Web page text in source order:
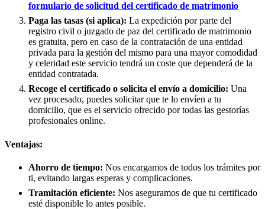
formulario de solicitud del certificado de matrimonio
Paga las tasas (si aplica): La expedición por parte del
registro civil o juzgado de paz del certificado de matrimonio
es gratuita, pero en caso de la contratación de una entidad
privada para la gestión del mismo para una mayor comodidad
y celeridad este servicio tendrá un coste que dependerá de la
entidad contratada.
Recoge el certificado o solicita el envío a domicilio: Una
vez procesado, puedes solicitar que te lo envíen a tu
domicilio, que es el servicio ofrecido por todas las gestorías
profesionales online.
Ventajas:
Ahorro de tiempo: Nos encargamos de todos los trámites por
ti, evitando largas esperas y complicaciones.
Tramitación eficiente: Nos aseguramos de que tu certificado
esté disponible lo antes posible.